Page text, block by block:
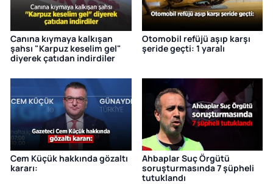
Canına kıymaya kalkışan
şahsı "Karpuz keselim gel"
diyerek çatıdan indirdiler
Otomobil refüjü aşıp karşı
şeride geçti: 1 yaralı
Cem Küçük hakkında gözaltı
kararı:
Ahbaplar Suç Örgütü
soruşturmasında 7 şüpheli
tutuklandı